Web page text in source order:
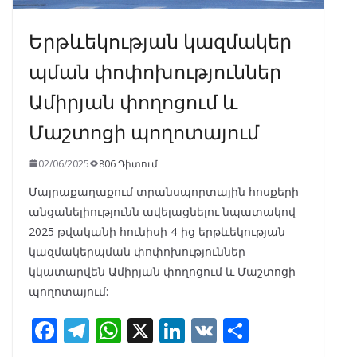
Երթևեկության կազմակեր
պման փոփոխություններ
Ամիրյան փողոցում և
Մաշտոցի պողոտայում
02/06/2025 806 Դիտում
Մայրաքաղաքում տրանսպորտային հոսքերի
անցանելիությունն ավելացնելու նպատակով
2025 թվականի հունիսի 4-ից երթևեկության
կազմակերպման փոփոխություններ
կկատարվեն Ամիրյան փողոցում և Մաշտոցի
պողոտայում:
F T W X Li V